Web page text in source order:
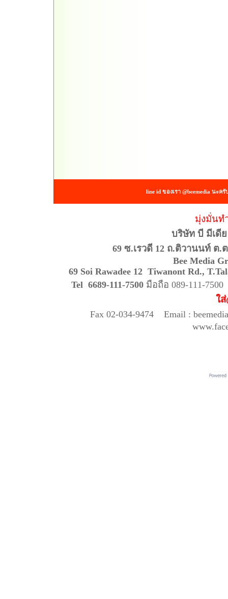
line id ของเรา @beemedia นะค
มุ่งมั่นท
บริษัท บี มีเดี
69 ซ.เรวดี 12 ถ.ติวานนท์ ต
Bee Media
69 Soi Rawadee 12 Tiwanont Rd.,
Tel 6689-111-7500 มือถือ 089-111-7500
ใ
Fax 02-034-9474 Email :